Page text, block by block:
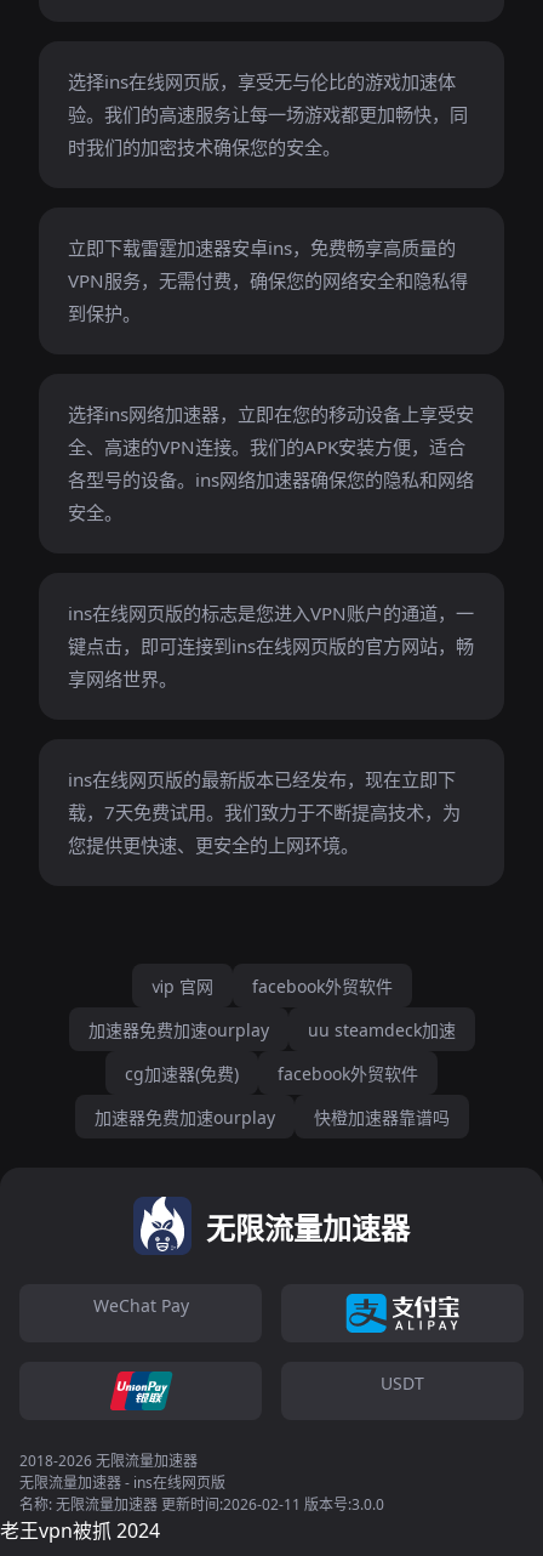
选择ins在线网页版，享受无与伦比的游戏加速体
验。我们的高速服务让每一场游戏都更加畅快，同
时我们的加密技术确保您的安全。
立即下载雷霆加速器安卓ins，免费畅享高质量的
VPN服务，无需付费，确保您的网络安全和隐私得
到保护。
选择ins网络加速器，立即在您的移动设备上享受安
全、高速的VPN连接。我们的APK安装方便，适合
各型号的设备。ins网络加速器确保您的隐私和网络
安全。
ins在线网页版的标志是您进入VPN账户的通道，一
键点击，即可连接到ins在线网页版的官方网站，畅
享网络世界。
ins在线网页版的最新版本已经发布，现在立即下
载，7天免费试用。我们致力于不断提高技术，为
您提供更快速、更安全的上网环境。
ⅵp 官网
facebook外贸软件
加速器免费加速ourplay
uu steamdeck加速
cg加速器(免费)
facebook外贸软件
加速器免费加速ourplay
快橙加速器靠谱吗
无限流量加速器
WeChat Pay
USDT
2018-2026 无限流量加速器
无限流量加速器 - ins在线网页版
名称: 无限流量加速器 更新时间:2026-02-11 版本号:3.0.0
老王vpn被抓 2024